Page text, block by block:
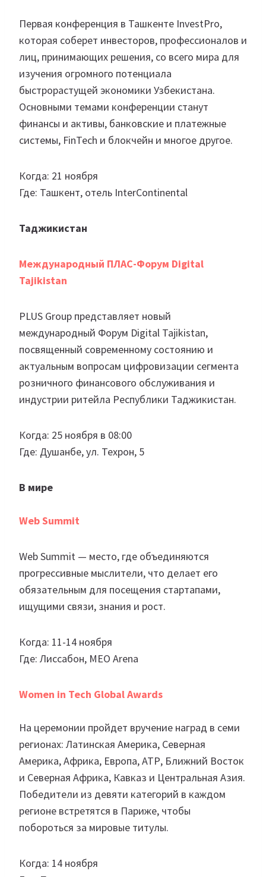
Первая конференция в Ташкенте InvestPro,
которая соберет инвесторов, профессионалов и
лиц, принимающих решения, со всего мира для
изучения огромного потенциала
быстрорастущей экономики Узбекистана.
Основными темами конференции станут
финансы и активы, банковские и платежные
системы, FinTech и блокчейн и многое другое.
Когда: 21 ноября
Где: Ташкент, отель InterContinental
Таджикистан
Международный ПЛАС-Форум Digital
Tajikistan
PLUS Group представляет новый
международный Форум Digital Tajikistan,
посвященный современному состоянию и
актуальным вопросам цифровизации сегмента
розничного финансового обслуживания и
индустрии ритейла Республики Таджикистан.
Когда: 25 ноября в 08:00
Где: Душанбе, ул. Техрон, 5
В мире
Web Summit
Web Summit — место, где объединяются
прогрессивные мыслители, что делает его
обязательным для посещения стартапами,
ищущими связи, знания и рост.
Когда: 11-14 ноября
Где: Лиссабон, MEO Arena
Women in Tech Global Awards
На церемонии пройдет вручение наград в семи
регионах: Латинская Америка, Северная
Америка, Африка, Европа, АТР, Ближний Восток
и Северная Африка, Кавказ и Центральная Азия.
Победители из девяти категорий в каждом
регионе встретятся в Париже, чтобы
побороться за мировые титулы.
Когда: 14 ноября